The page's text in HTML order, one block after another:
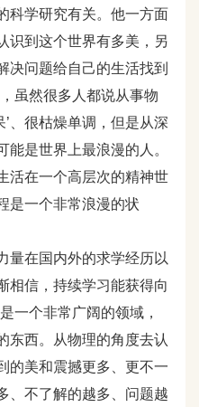
科学研究有关。他一方面
识到这个世界有多美，另
决问题给自己的生活找到
虽然很多人都说从事物
’、很枯燥单调，但是从深
能是世界上最浪漫的人。
活在一个高层次的精神世
是一个非常浪漫的状
在国内外的求学经历以
相信，持续学习能获得向
一个非常广阔的领域，
东西。从物理的角度去认
的美和震撼更多、更不一
、不了解的越多、问题越